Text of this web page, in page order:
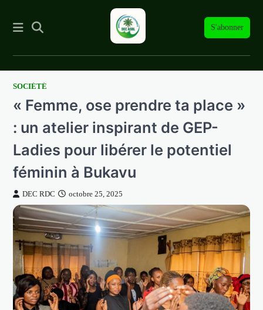
S'abonner
SkipSOCIÉTÉ
« Femme, ose prendre ta place »
: un atelier inspirant de GEP-
Ladies pour libérer le potentiel
féminin à Bukavu
DEC RDC octobre 25, 2025